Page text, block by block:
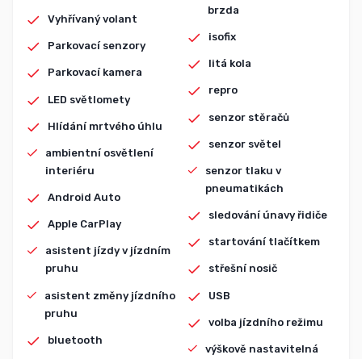
Vyhřívaný volant
Parkovací senzory
Parkovací kamera
LED světlomety
Hlídání mrtvého úhlu
ambientní osvětlení
interiéru
Android Auto
Apple CarPlay
asistent jízdy v jízdním
pruhu
asistent změny jízdního
pruhu
bluetooth
brzda
isofix
litá kola
repro
senzor stěračů
senzor světel
senzor tlaku v
pneumatikách
sledování únavy řidiče
startování tlačítkem
střešní nosič
USB
volba jízdního režimu
výškově nastavitelná